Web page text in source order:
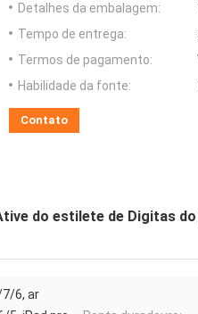
Detalhes da embalagem:
Tempo de entrega:
Termos de pagamento:
Habilidade da fonte:
Contato
do estilete de Digitas
6, ar